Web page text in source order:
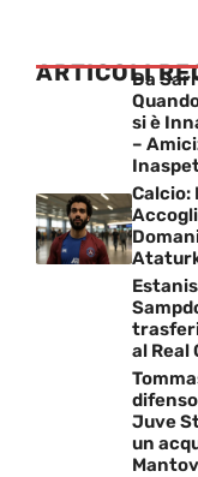
ARTICOLI
Da
si è
–
Calcio:
al Real
Juve
un